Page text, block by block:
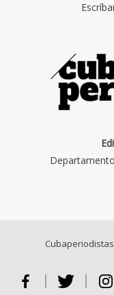
Facebook Twitter